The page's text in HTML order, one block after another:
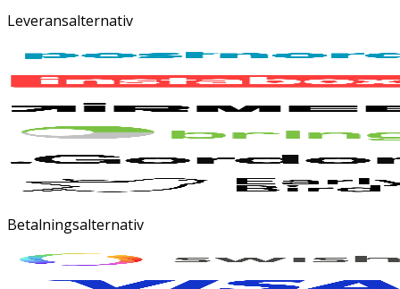
Leveransalternativ
Betalningsalternativ